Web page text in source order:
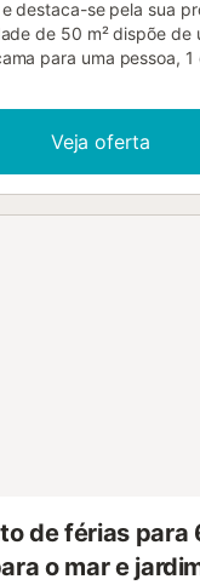
destaca-se pela sua
de 50 m² dispõe de
para uma pessoa, 1
encontram-se
de lavar roupa.
de estimação, fumar
in está disponível
Veja oferta
de férias para
o mar e